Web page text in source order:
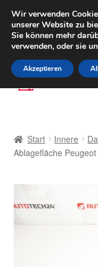
(800)
Zur
Navigation
Zum
Inhalt
AGB
Datenschutz-
Start Innere
Ablagefläche
Wir verwenden
unserer Website zu
Sie können mehr
verwenden, oder sie
Akzeptieren